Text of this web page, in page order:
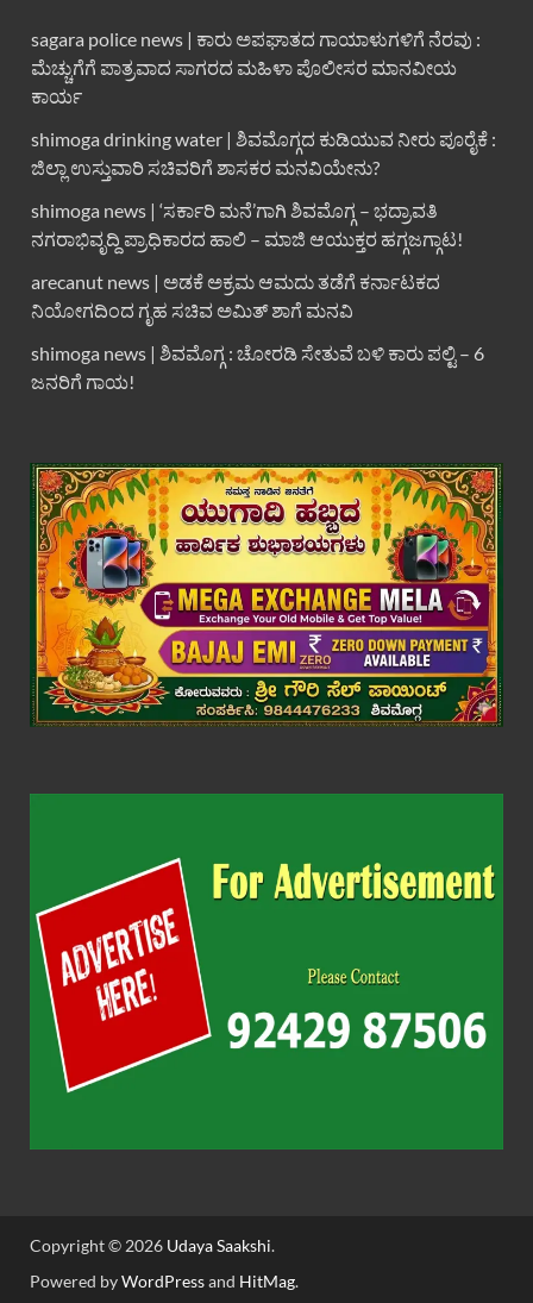
sagara police news | ಕಾರು ಅಪಘಾತದ ಗಾಯಾಳುಗಳಿಗೆ ನೆರವು :
ಮೆಚ್ಚುಗೆಗೆ ಪಾತ್ರವಾದ ಸಾಗರದ ಮಹಿಳಾ ಪೊಲೀಸರ ಮಾನವೀಯ
ಕಾರ್ಯ
shimoga drinking water | ಶಿವಮೊಗ್ಗದ ಕುಡಿಯುವ ನೀರು ಪೂರೈಕೆ :
ಜಿಲ್ಲಾ ಉಸ್ತುವಾರಿ ಸಚಿವರಿಗೆ ಶಾಸಕರ ಮನವಿಯೇನು?
shimoga news | ‘ಸರ್ಕಾರಿ ಮನೆ’ಗಾಗಿ ಶಿವಮೊಗ್ಗ – ಭದ್ರಾವತಿ
ನಗರಾಭಿವೃದ್ದಿ ಪ್ರಾಧಿಕಾರದ ಹಾಲಿ – ಮಾಜಿ ಆಯುಕ್ತರ ಹಗ್ಗಜಗ್ಗಾಟ!
arecanut news | ಅಡಕೆ ಅಕ್ರಮ ಆಮದು ತಡೆಗೆ ಕರ್ನಾಟಕದ
ನಿಯೋಗದಿಂದ ಗೃಹ ಸಚಿವ ಅಮಿತ್ ಶಾಗೆ ಮನವಿ
shimoga news | ಶಿವಮೊಗ್ಗ : ಚೋರಡಿ ಸೇತುವೆ ಬಳಿ ಕಾರು ಪಲ್ಟಿ – 6
ಜನರಿಗೆ ಗಾಯ!
Copyright © 2026 Udaya Saakshi.
Powered byWordPressand HitMag.